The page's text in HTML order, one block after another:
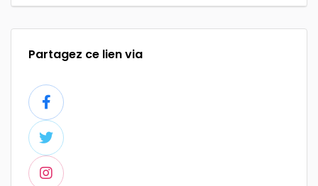
Partagez ce lien via